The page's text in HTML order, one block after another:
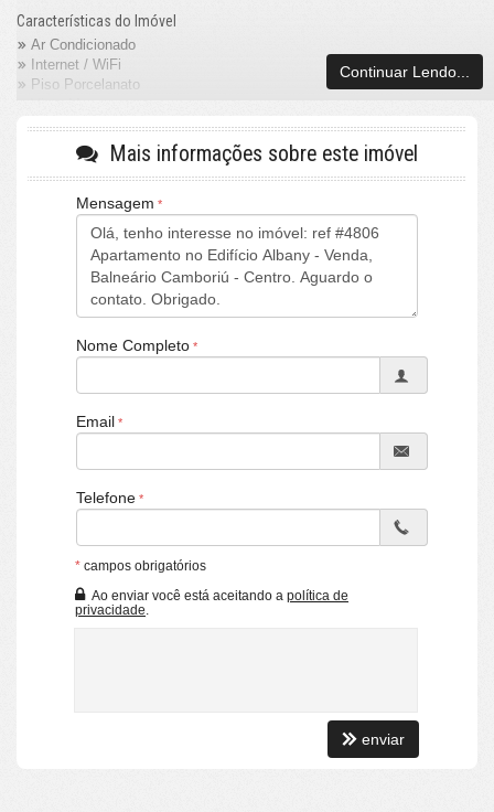
Características do Imóvel
Ar Condicionado
Internet / WiFi
Piso Porcelanato
Decorado
Acabamento em Gesso
Móveis Planejados
Área de Serviço
Sala de Estar
Sacada Integrada
Sala de TV
Portaria 24h
Elevador
Continuar Lendo...
Mais informações sobre este imóvel
Mensagem
Nome Completo
Email
Telefone
* campos obrigatórios
Ao enviar você está aceitando a política de
privacidade
enviar